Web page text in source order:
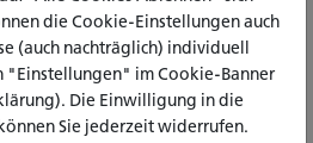
Vorlesungen und Seminare zu
von den Studienbedingungen in
mit der eigenen
Gespräche
sowie Studienberatern und -
die Cookie-Einstellungen auch
(auch nachträglich) individuell
"Einstellungen" im Cookie-Banner
Die Einwilligung in die
Sie jederzeit widerrufen.